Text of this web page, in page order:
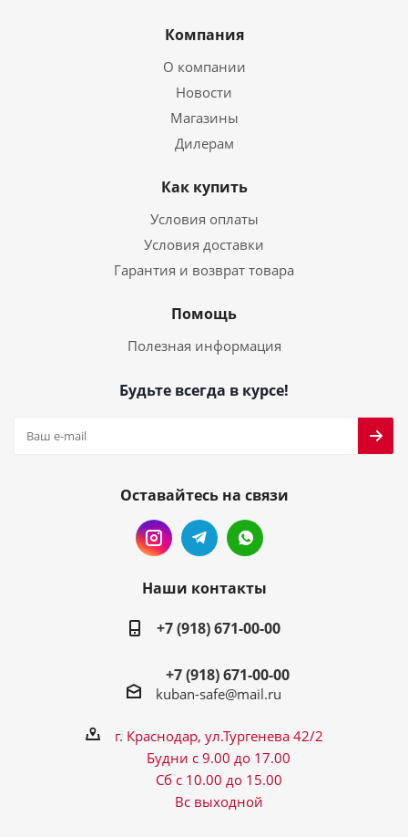
Компания
О компании
Новости
Магазины
Дилерам
Как купить
Условия оплаты
Условия доставки
Гарантия и возврат товара
Помощь
Полезная информация
Будьте всегда в курсе!
Оставайтесь на связи
Наши контакты
+7 (918) 671-00-00
+7 (918) 671-00-00
kuban-safe@mail.ru
г. Краснодар, ул.Тургенева 42/2
Будни с 9.00 до 17.00
Сб с 10.00 до 15.00
Вс выходной